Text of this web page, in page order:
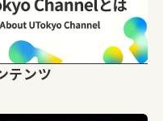
テンツ